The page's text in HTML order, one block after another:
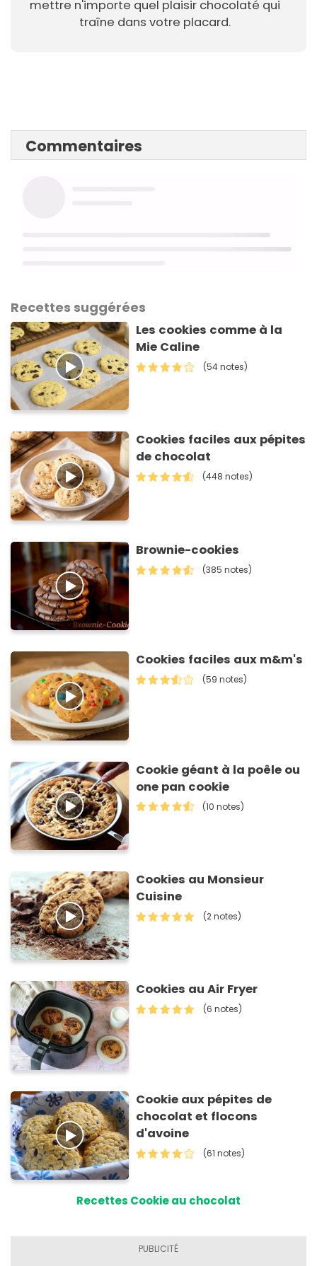
mettre n'importe quel plaisir chocolaté qui
traîne dans votre placard.
Commentaires
Recettes suggérées
Les cookies comme à la
Mie Caline
(54 notes)
Cookies faciles aux pépites
de chocolat
(448 notes)
Brownie-cookies
(385 notes)
Cookies faciles aux m&m's
(59 notes)
Cookie géant à la poêle ou
one pan cookie
(10 notes)
Cookies au Monsieur
Cuisine
(2 notes)
Cookies au Air Fryer
(6 notes)
Cookie aux pépites de
chocolat et flocons
d'avoine
(61 notes)
Recettes Cookie au chocolat